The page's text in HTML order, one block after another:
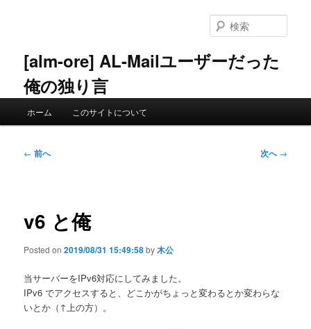
ン
へ
[alm-ore] AL-Mailユーザーだった
俺の独り言
索
ホーム このサイトについて
投
ー
ョ
← 前へ 次へ→
v6 と俺
Posted on2019/08/31 15:49:58by木公
当サーバーをIPv6対応にしてみました。
IPv6 でアクセスすると、どこかがちょっと変わるとか変わらな
いとか（↑上の方）。